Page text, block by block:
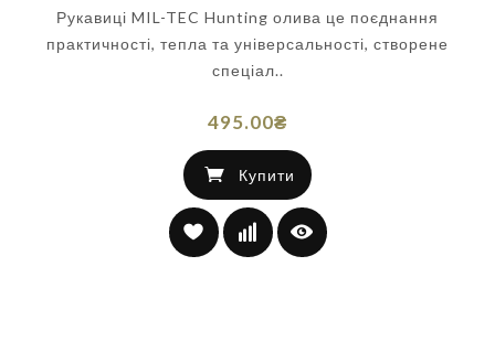
Рукавиці MIL-TEC Hunting олива це поєднання
практичності, тепла та універсальності, створене
спеціал..
495.00₴
Купити